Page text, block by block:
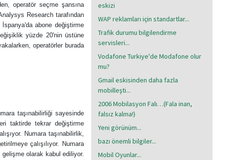
operatör seçme şansına
Research tarafından
abone değiştirme
yüzde 20'nin üstüne
operatörler burada
taşınabilirliği sayesinde
taktirde tekrar değiştirme
Numara taşınabilirlik,
çalışılıyor. Numara
olarak kabul ediliyor.
eskizi
WAP reklamları için standartlar...
Trafik durumu bilgilendirme
servisleri...
Vodafone Turkiye'de Modafone olur
mu?
Gmail eskisinden daha fazla
mobilleşti...
2006 Mobilasyon Falı…(Fala inan,
falsız kalma!)
Yeni görünüm...
bazı önemli bilgiler...
Mobil Oyunlar...